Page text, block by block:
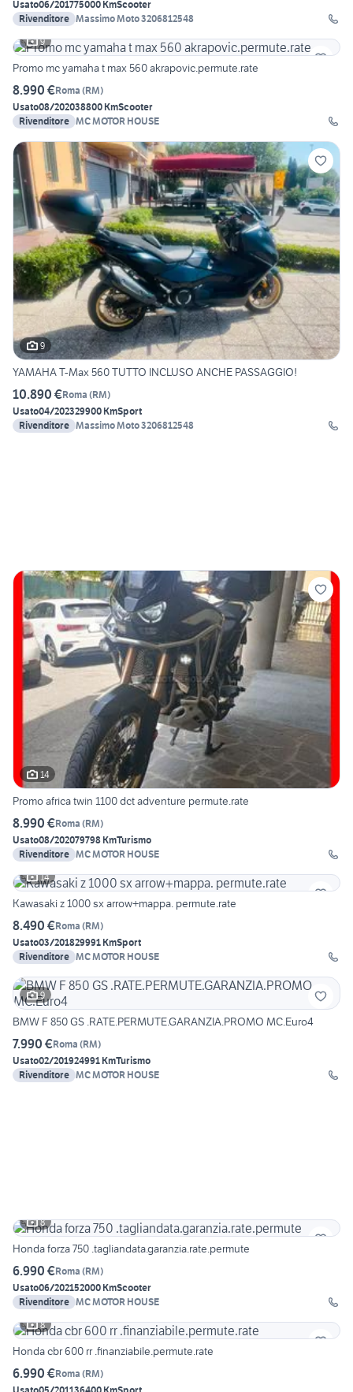
Usato06/201775000 KmScooter
Rivenditore Massimo Moto 3206812548
9
Promo mc yamaha t max 560 akrapovic.permute.rate
8.990 €Roma (RM)
Usato08/202038800 KmScooter
Rivenditore MC MOTOR HOUSE
9
YAMAHA T-Max 560 TUTTO INCLUSO ANCHE PASSAGGIO!
10.890 €Roma (RM)
Usato04/202329900 KmSport
Rivenditore Massimo Moto 3206812548
14
Promo africa twin 1100 dct adventure permute.rate
8.990 €Roma (RM)
Usato08/202079798 KmTurismo
Rivenditore MC MOTOR HOUSE
14
Kawasaki z 1000 sx arrow+mappa. permute.rate
8.490 €Roma (RM)
Usato03/201829991 KmSport
Rivenditore MC MOTOR HOUSE
9
BMW F 850 GS .RATE.PERMUTE.GARANZIA.PROMO MC.Euro4
7.990 €Roma (RM)
Usato02/201924991 KmTurismo
Rivenditore MC MOTOR HOUSE
8
Honda forza 750 .tagliandata.garanzia.rate.permute
6.990 €Roma (RM)
Usato06/202152000 KmScooter
Rivenditore MC MOTOR HOUSE
8
Honda cbr 600 rr .finanziabile.permute.rate
6.990 €Roma (RM)